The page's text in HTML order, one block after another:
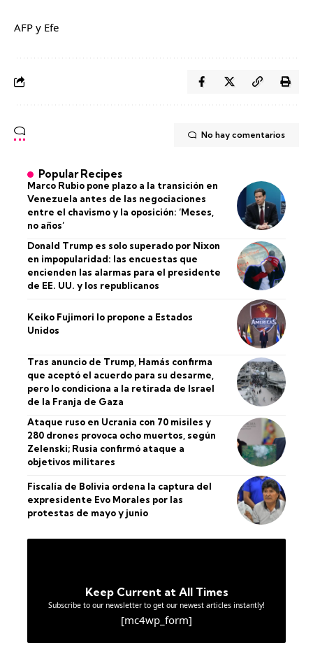
AFP y Efe
No hay comentarios
Popular Recipes
Marco Rubio pone plazo a la transición en
Venezuela antes de las negociaciones
entre el chavismo y la oposición: ‘Meses,
no años’
Donald Trump es solo superado por Nixon
en impopularidad: las encuestas que
encienden las alarmas para el presidente
de EE. UU. y los republicanos
Keiko Fujimori lo propone a Estados
Unidos
Tras anuncio de Trump, Hamás confirma
que aceptó el acuerdo para su desarme,
pero lo condiciona a la retirada de Israel
de la Franja de Gaza
Ataque ruso en Ucrania con 70 misiles y
280 drones provoca ocho muertos, según
Zelenski; Rusia confirmó ataque a
objetivos militares
Fiscalía de Bolivia ordena la captura del
expresidente Evo Morales por las
protestas de mayo y junio
Keep Current at All Times
Subscribe to our newsletter to get our newest articles instantly!
[mc4wp_form]